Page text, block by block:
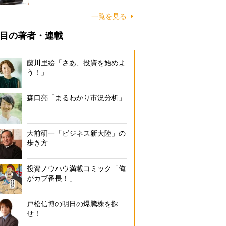
一覧を見る
の著者・連載
藤川里絵「さあ、投資を始めよ
う！」
森口亮「まるわかり市況分析」
大前研一「ビジネス新大陸」の
歩き方
投資ノウハウ満載コミック「俺
がカブ番長！」
戸松信博の明日の爆騰株を探
せ！